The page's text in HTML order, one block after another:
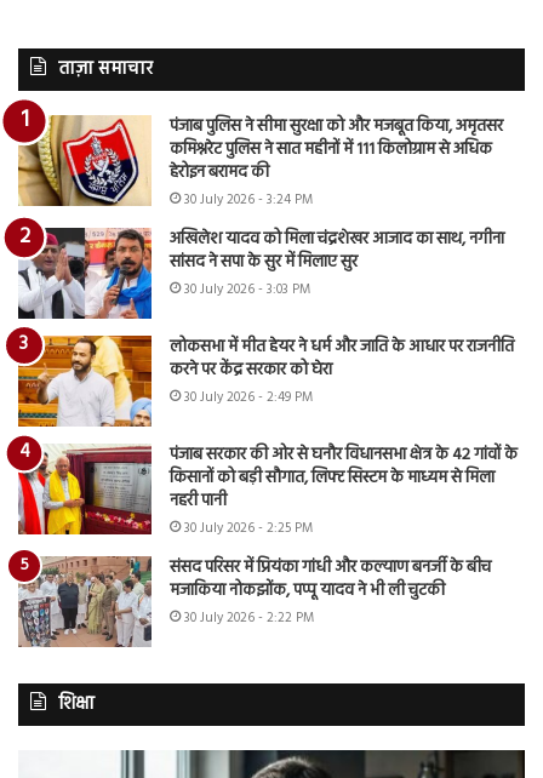
ताज़ा समाचार
पंजाब पुलिस ने सीमा सुरक्षा को और मजबूत किया, अमृतसर
कमिश्नरेट पुलिस ने सात महीनों में 111 किलोग्राम से अधिक
हेरोइन बरामद की
30 July 2026 - 3:24 PM
अखिलेश यादव को मिला चंद्रशेखर आजाद का साथ, नगीना
सांसद ने सपा के सुर में मिलाए सुर
30 July 2026 - 3:03 PM
लोकसभा में मीत हेयर ने धर्म और जाति के आधार पर राजनीति
करने पर केंद्र सरकार को घेरा
30 July 2026 - 2:49 PM
पंजाब सरकार की ओर से घनौर विधानसभा क्षेत्र के 42 गांवों के
किसानों को बड़ी सौगात, लिफ्ट सिस्टम के माध्यम से मिला
नहरी पानी
30 July 2026 - 2:25 PM
संसद परिसर में प्रियंका गांधी और कल्याण बनर्जी के बीच
मजाकिया नोकझोंक, पप्पू यादव ने भी ली चुटकी
30 July 2026 - 2:22 PM
शिक्षा